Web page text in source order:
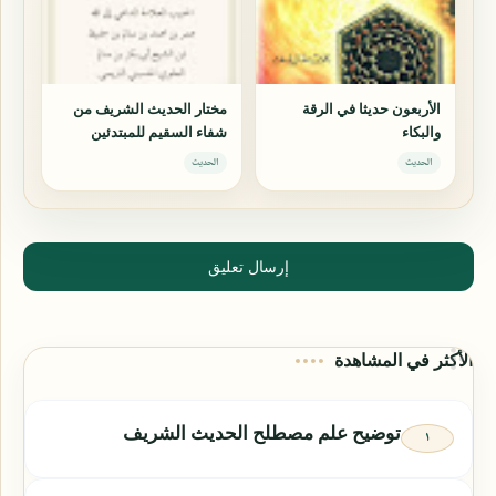
الأربعون حديثا في الرقة
والبكاء
الحديث
مختار الحديث الشريف من
شفاء السقيم للمبتدئين
الحديث
إرسال تعليق
الأكثر في المشاهدة
توضيح علم مصطلح الحديث الشريف